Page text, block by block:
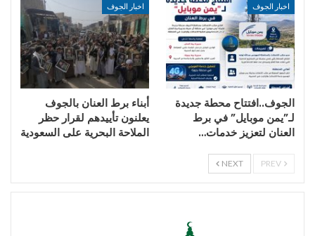
اخبار الجوف
الجوف..افتتاح محطة جديدة
لـ”يمن موبايل” في برط
العنان لتعزيز خدمات…
اخبار الجوف
أبناء برط العنان بالجوف
يعلنون تأييدهم لقرار حظر
الملاحة البحرية على السعودية
NEXT